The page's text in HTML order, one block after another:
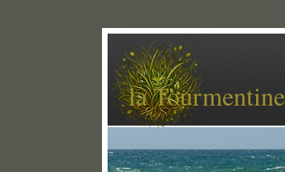
la Tourmentine